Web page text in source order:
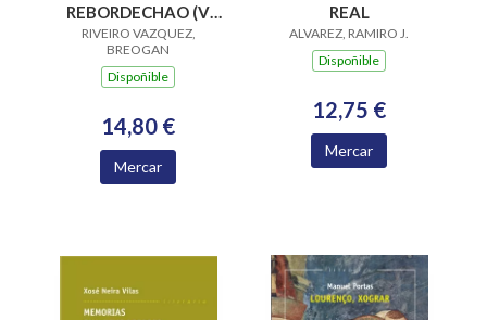
REBORDECHAO (V
PREMIO RAIÑA LUPA
2004)
RIVEIRO VAZQUEZ,
BREOGAN
Dispoñible
14,80 €
Mercar
REAL
ALVAREZ, RAMIRO J.
Dispoñible
12,75 €
Mercar